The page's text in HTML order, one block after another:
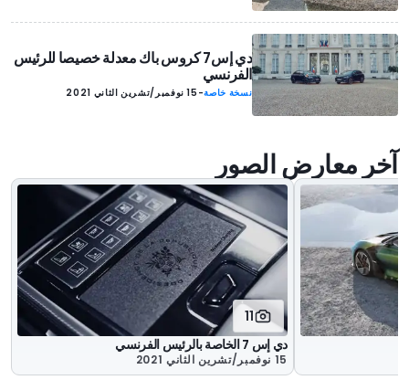
دي إس7 كروس باك معدلة خصيصا للرئيس
الفرنسي
نسخة خاصة- 15 نوفمبر/تشرين الثاني 2021
آخر معارض الصور
11
دي إس 7 الخاصة بالرئيس الفرنسي
15 نوفمبر/تشرين الثاني 2021